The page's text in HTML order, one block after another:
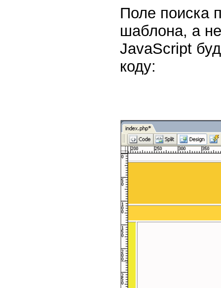
Поле поиска
шаблона, а
JavaScript
коду: